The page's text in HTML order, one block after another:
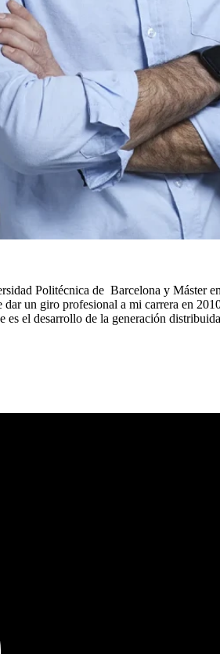
Politécnica de Barcelona y Máster
un giro profesional a mi carrera en
el desarrollo de la generación